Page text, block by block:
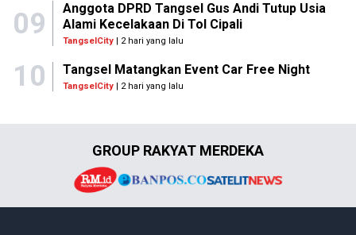
09
Anggota DPRD Tangsel Gus Andi Tutup Usia
Alami Kecelakaan Di Tol Cipali
TangselCity| 2 hari yang lalu
10 Tangsel Matangkan Event Car Free Night
TangselCity | 2 hari yang lalu
GROUP RAKYAT MERDEKA